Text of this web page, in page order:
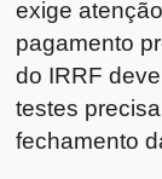
exige
pagamento
do IRRF
testes
fechamento